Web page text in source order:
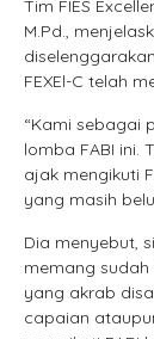
Tim FIES
M.Pd.,
FEXEl-C telah
“Kami sebagai
lomba FABI ini.
ajak mengikuti
yang masih
Dia menyebut,
memang
yang akrab
capaian